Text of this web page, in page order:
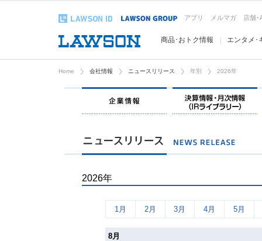
アプリ メルマガ 店舗･
商品･おトク情報 エンタメ･
Home 会社情報 ニュースリリース 年別 2026年
企業情報
2026年
1月 2月 3月 4月 5月
8月